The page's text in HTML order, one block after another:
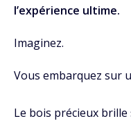
l’expérience ultime.
Imaginez.
Vous embarquez sur
Le bois précieux brille